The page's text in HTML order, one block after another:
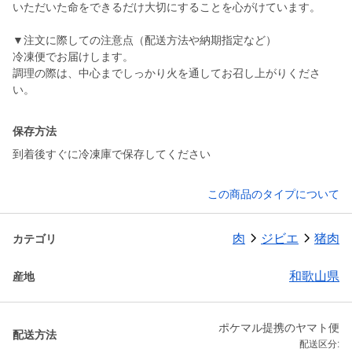
いただいた命をできるだけ大切にすることを心がけています。
▼注文に際しての注意点（配送方法や納期指定など）
冷凍便でお届けします。
調理の際は、中心までしっかり火を通してお召し上がりくださ
い。
保存方法
到着後すぐに冷凍庫で保存してください
この商品のタイプについて
カテゴリ 肉 ジビエ 猪肉
産地 和歌山県
配送方法
ポケマル提携のヤマト便
配送区分: